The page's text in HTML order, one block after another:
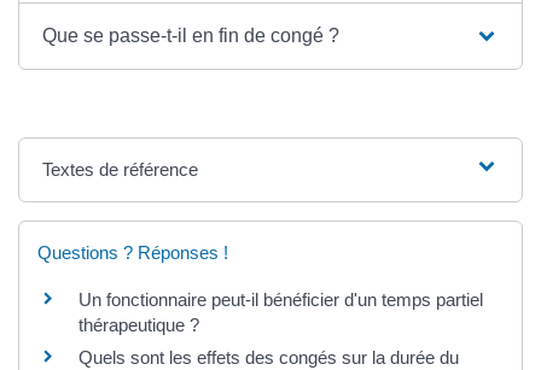
Que se passe-t-il en fin de congé ?
Textes de référence
Questions ? Réponses !
Un fonctionnaire peut-il bénéficier d'un temps partiel
thérapeutique ?
Quels sont les effets des congés sur la durée du